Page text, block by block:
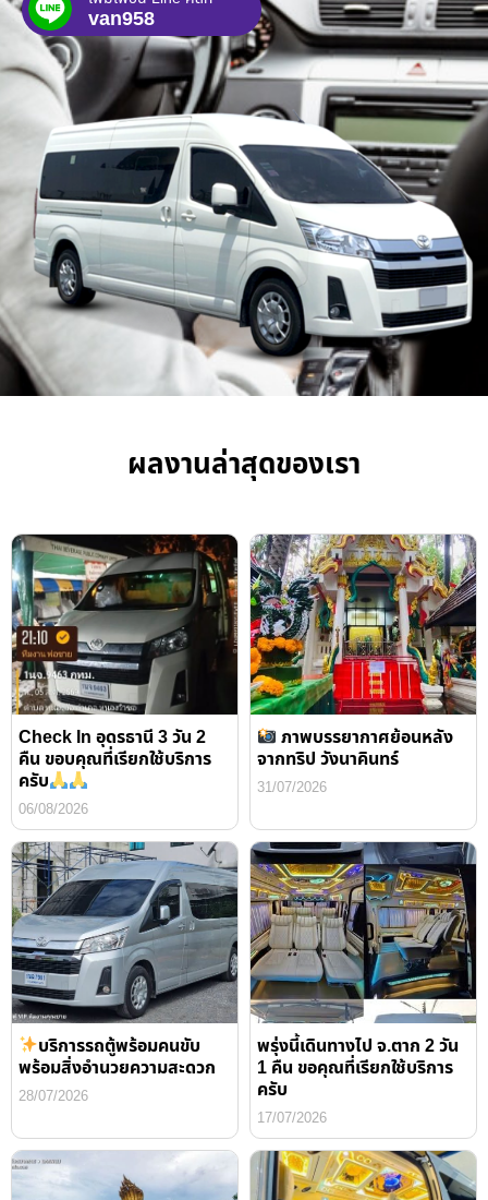
van958
ผลงานล่าสุดของเรา
Check In อุดรธานี 3 วัน 2
คืน ขอบคุณที่เรียกใช้บริการ
ครับ
06/08/2026
ภาพบรรยากาศย้อนหลัง
จากทริป วังนาคินทร์
31/07/2026
บริการรถตู้พร้อมคนขับ
พร้อมสิ่งอำนวยความสะดวก
28/07/2026
พรุ่งนี้เดินทางไป จ.ตาก 2 วัน
1 คืน ขอคุณที่เรียกใช้บริการ
ครับ
17/07/2026